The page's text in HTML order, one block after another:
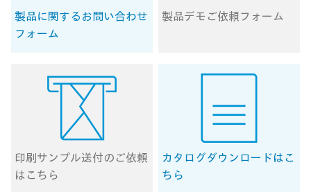
製品に関する お問い合わせ
フォーム
製品デモ ご依頼フォーム
印刷サンプル送付の ご依頼
はこちら
カタログダウンロードはこ
ちら